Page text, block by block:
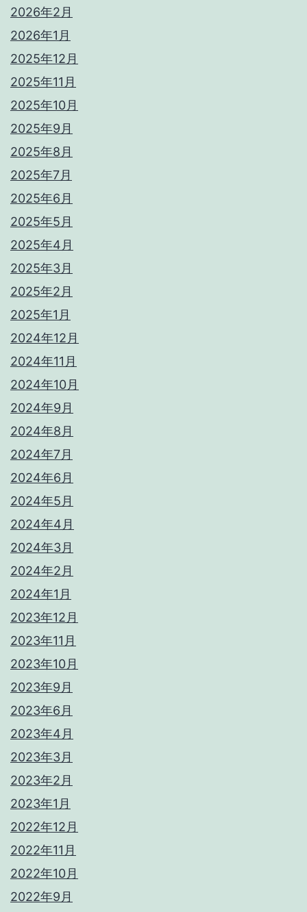
2026年2月
2026年1月
2025年12月
2025年11月
2025年10月
2025年9月
2025年8月
2025年7月
2025年6月
2025年5月
2025年4月
2025年3月
2025年2月
2025年1月
2024年12月
2024年11月
2024年10月
2024年9月
2024年8月
2024年7月
2024年6月
2024年5月
2024年4月
2024年3月
2024年2月
2024年1月
2023年12月
2023年11月
2023年10月
2023年9月
2023年6月
2023年4月
2023年3月
2023年2月
2023年1月
2022年12月
2022年11月
2022年10月
2022年9月